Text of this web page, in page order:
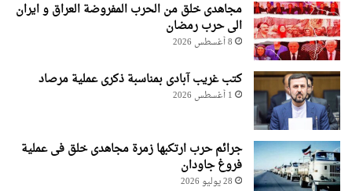
مجاهدی خلق من الحرب المفروضة العراق و ایران
الی حرب رمضان
8 أغسطس 2026
کتب غریب آبادی بمناسبة ذکری عملیة مرصاد
1 أغسطس 2026
جرائم حرب ارتکبها زمرة مجاهدی خلق فی عملیة
فروغ جاودان
28 يوليو 2026